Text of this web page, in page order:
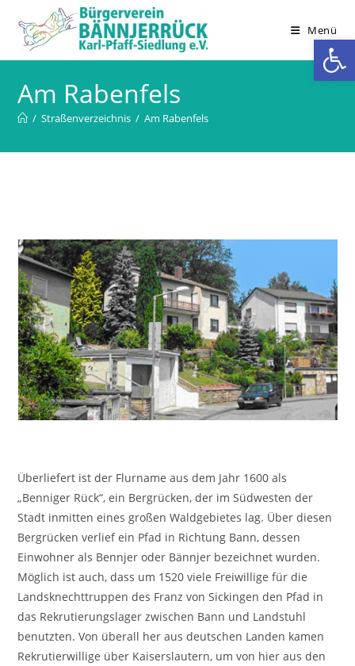
Inhalt
springen
Menü
Am Rabenfels
/ Straßenverzeichnis / Am Rabenfels
Überliefert ist der Flurname aus dem Jahr 1600 als
„Benniger Rück“, ein Bergrücken, der im Südwesten der
Stadt inmitten eines großen Waldgebietes lag. Über diesen
Bergrücken verlief ein Pfad in Richtung Bann, dessen
Einwohner als Bennjer oder Bännjer bezeichnet wurden.
Möglich ist auch, dass um 1520 viele Freiwillige für die
Landsknechttruppen des Franz von Sickingen den Pfad in
das Rekrutierungslager zwischen Bann und Landstuhl
benutzten. Von überall her aus deutschen Landen kamen
Rekrutierwillige über Kaiserslautern, um von hier aus den